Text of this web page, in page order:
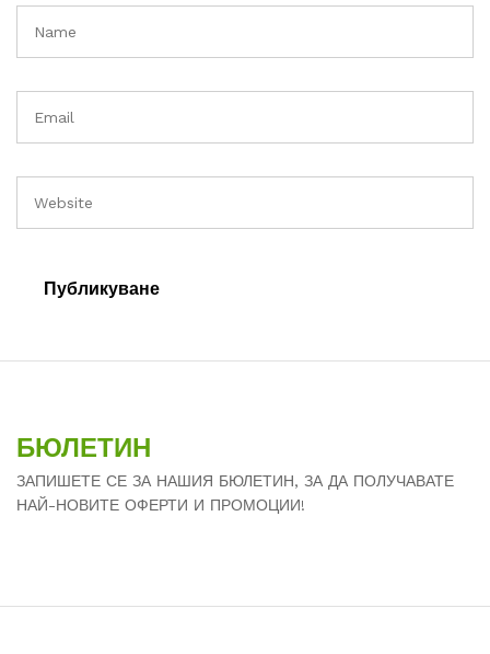
БЮЛЕТИН
ЗАПИШЕТЕ СЕ ЗА НАШИЯ БЮЛЕТИН, ЗА ДА ПОЛУЧАВАТЕ
НАЙ-НОВИТЕ ОФЕРТИ И ПРОМОЦИИ!